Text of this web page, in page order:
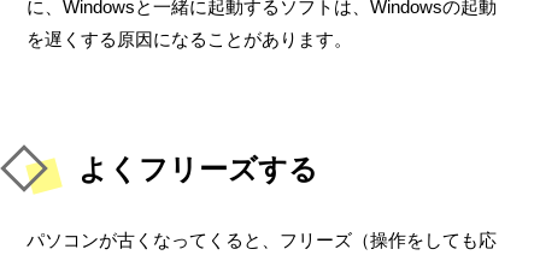
に、Windowsと一緒に起動するソフトは、Windowsの起動
を遅くする原因になることがあります。
よくフリーズする
パソコンが古くなってくると、フリーズ（操作をしても応